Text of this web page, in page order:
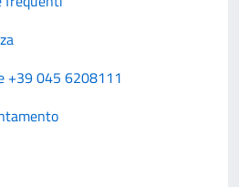
+39 045 6208111